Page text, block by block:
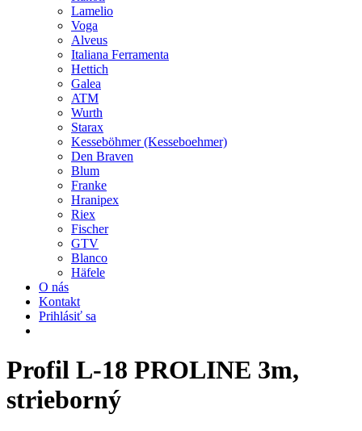
Lamelio
Voga
Alveus
Italiana Ferramenta
Hettich
Galea
ATM
Wurth
Starax
Kesseböhmer (Kesseboehmer)
Den Braven
Blum
Franke
Hranipex
Riex
Fischer
GTV
Blanco
Häfele
O nás
Kontakt
Prihlásiť sa
Profil L-18 PROLINE 3m,
strieborný